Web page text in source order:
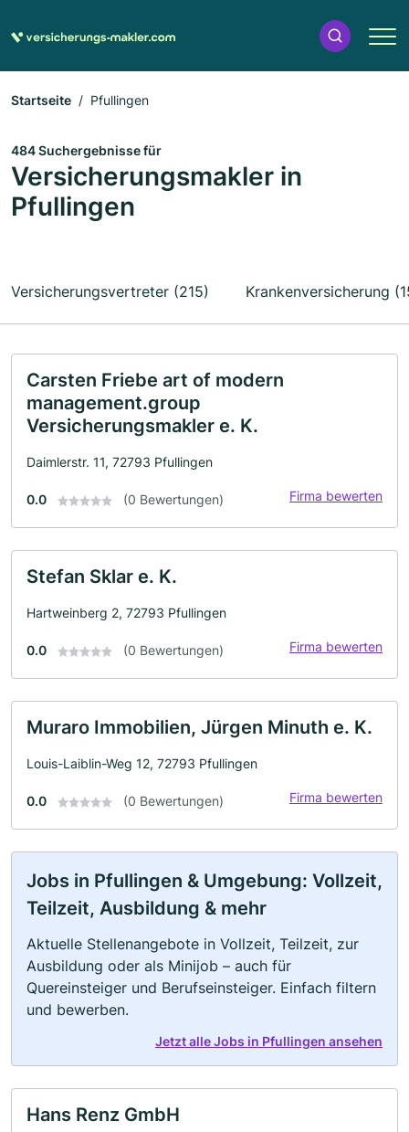
Startseite Pfullingen
484 Suchergebnisse für
Versicherungsmakler in
Pfullingen
Versicherungsvertreter (215) Krankenversicherung
Carsten Friebe art of modern
management.group
Versicherungsmakler e. K.
Daimlerstr. 11, 72793 Pfullingen
0.0 (0 Bewertungen) Firma bewerten
Stefan Sklar e. K.
Hartweinberg 2, 72793 Pfullingen
0.0 (0 Bewertungen) Firma bewerten
Muraro Immobilien, Jürgen Minuth e. K.
Louis-Laiblin-Weg 12, 72793 Pfullingen
0.0 (0 Bewertungen) Firma bewerten
Jobs in Pfullingen & Umgebung: Vollzeit,
Teilzeit, Ausbildung & mehr
Aktuelle Stellenangebote in Vollzeit, Teilzeit, zur
Ausbildung oder als Minijob – auch für
Quereinsteiger und Berufseinsteiger. Einfach filtern
und bewerben.
Jetzt alle Jobs in Pfullingen ansehen
Hans Renz GmbH